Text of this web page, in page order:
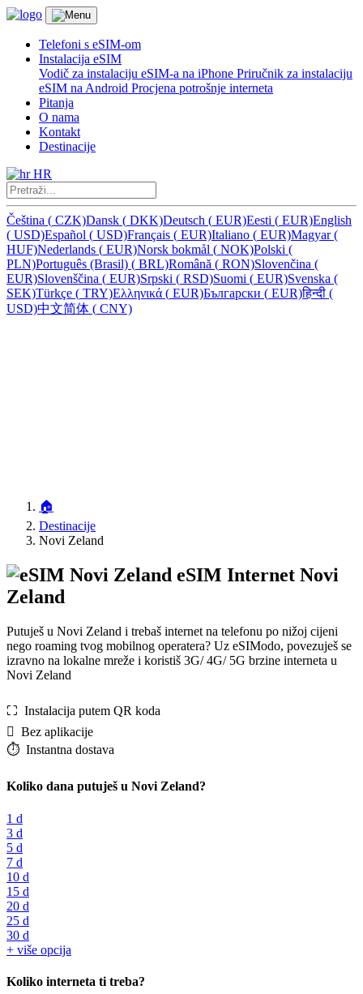
Telefoni s eSIM-om
Instalacija eSIM
Vodič za instalaciju eSIM-a na iPhone Priručnik za instalaciju
eSIM na Android Procjena potrošnje interneta
Pitanja
O nama
Kontakt
Destinacije
HR
Čeština ( CZK)Dansk ( DKK)Deutsch ( EUR)Eesti ( EUR)English
( USD)Español ( USD)Français ( EUR)Italiano ( EUR)Magyar(
HUF)Nederlands ( EUR)Norsk bokmål ( NOK)Polski (
PLN)Português (Brasil) ( BRL)Română ( RON)Slovenčina (
EUR)Slovenščina ( EUR)Srpski ( RSD)Suomi ( EUR)Svenska (
SEK)Türkçe ( TRY)Ελληνικά ( EUR)Български ( EUR)हिन्दी (
USD)中文简体 ( CNY)
🏠
Destinacije
Novi Zeland
eSIM Internet Novi
Zeland
Putuješ u Novi Zeland i trebaš internet na telefonu po nižoj cijeni
nego roaming tvog mobilnog operatera? Uz eSIModo, povezuješ se
izravno na lokalne mreže i koristiš 3G/ 4G/ 5G brzine interneta u
Novi Zeland
⛶️️ Instalacija putem QR koda
️ Bez aplikacije
⏱️️ Instantna dostava
Koliko dana putuješ u Novi Zeland?
1 d
3 d
5 d
7 d
10 d
15 d
20 d
25 d
30 d
+ više opcija
Koliko interneta ti treba?